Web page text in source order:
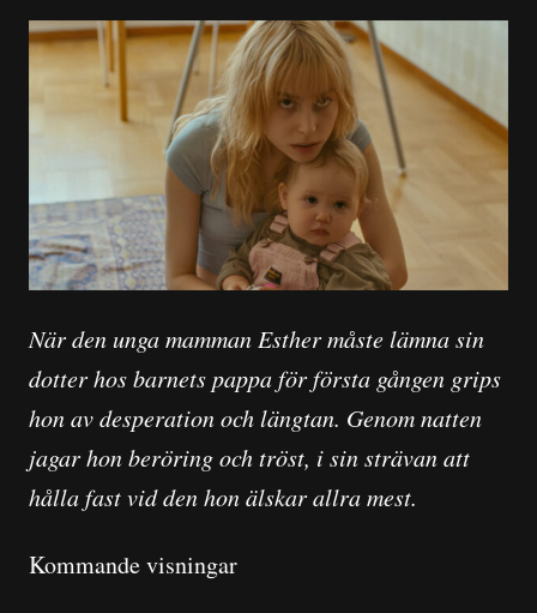
När den unga mamman Esther måste lämna sin
dotter hos barnets pappa för första gången grips
hon av desperation och längtan. Genom natten
jagar hon beröring och tröst, i sin strävan att
hålla fast vid den hon älskar allra mest.
Kommande visningar